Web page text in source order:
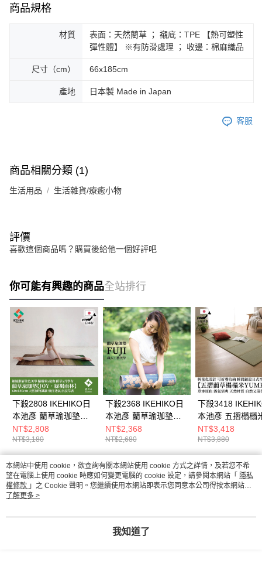
商品規格
材質
表面：天然藺草 ； 襯底：TPE 【熱可塑性
彈性體】 ※有防滑處理 ； 收邊：棉麻織品
尺寸（cm） 66x185cm
產地 日本製 Made in Japan
客服
商品相關分類 (1)
生活用品 生活雜貨/療癒小物
評價
喜歡這個商品嗎？購買後給他一個好評吧
你可能有興趣的商品全站排行
下殺2808 IKEHIKO日
本池彥 藺草瑜珈墊
【JOY．綠褐雨林】
60x180cm/瑜珈墊/健
身用品/皮拉提斯
26Aug001
NT$2,808
NT$3,180
下殺2368 IKEHIKO日
本池彥 藺草瑜珈墊
FUJI(富士山與櫻花)/瑜
珈墊/健身用品/天然藺
草 26Aug001
NT$2,368
NT$2,680
下殺3418
本池彥 五摺榻榻
Yume(單片裝)/藺
榻米/天然藺草/榻
26Aug001
NT$3,418
NT$3,880
熱門標籤
本網站中使用 cookie，欲查詢有關本網站使用 cookie 方式之詳情，及若您不希
望在電腦上使用 cookie 時應如何變更電腦的 cookie 設定，請參閱本網站「 隱私
權條款 」之 Cookie 聲明。您繼續使用本網站即表示您同意本公司得按本網站使
用條款之 Cookie 聲明使用 cookie。
了解更多 >
我知道了